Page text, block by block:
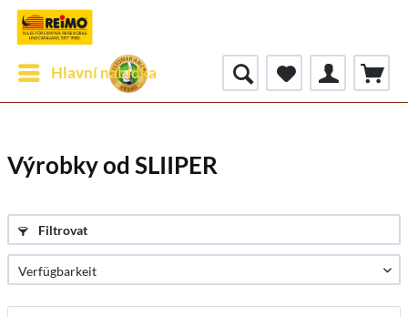
Hlavní nabídka
Výrobky od SLIIPER
Filtrovat